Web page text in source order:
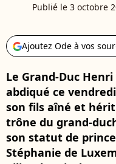
Publié le 3 octobre
Ajoutez Ode à vos
Le Grand-Duc
abdiqué ce
son fils aîné et
trône du grand-
son statut de
Stéphanie de